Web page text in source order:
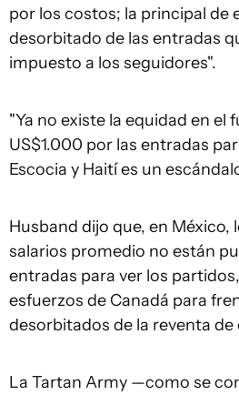
por los costos; la principal de
desorbitado de las entradas
impuesto a los seguidores".
"Ya no existe la equidad en el
US$1.000 por las entradas
Escocia y Haití es un
Husband dijo que, en México,
salarios promedio no están
entradas para ver los
esfuerzos de Canadá para
desorbitados de la reventa de
La Tartan Army —como se